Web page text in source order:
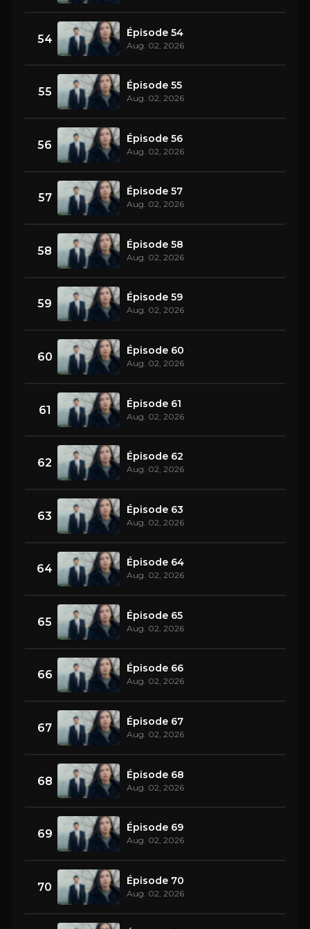
54 Épisode 54
Aug. 02, 2026
55 Épisode 55
Aug. 02, 2026
56 Épisode 56
Aug. 02, 2026
57 Épisode 57
Aug. 02, 2026
58 Épisode 58
Aug. 02, 2026
59 Épisode 59
Aug. 02, 2026
60 Épisode 60
Aug. 02, 2026
61 Épisode 61
Aug. 02, 2026
62 Épisode 62
Aug. 02, 2026
63 Épisode 63
Aug. 02, 2026
64 Épisode 64
Aug. 02, 2026
65 Épisode 65
Aug. 02, 2026
66 Épisode 66
Aug. 02, 2026
67 Épisode 67
Aug. 02, 2026
68 Épisode 68
Aug. 02, 2026
69 Épisode 69
Aug. 02, 2026
70 Épisode 70
Aug. 02, 2026